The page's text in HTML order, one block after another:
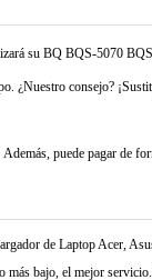
su BQ BQS-5070
¿Nuestro consejo?
puede pagar de
de Laptop Acer,
bajo, el mejor